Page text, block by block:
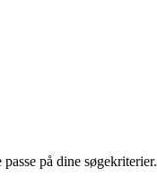
på dine søgekriterier.